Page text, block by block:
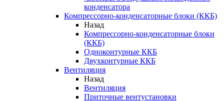
конденсатора
Компрессорно-конденсаторные блоки (ККБ)
Назад
Компрессорно-конденсаторные блоки
(ККБ)
Одноконтурные ККБ
Двухконтурные ККБ
Вентиляция
Назад
Вентиляция
Приточные вентустановки